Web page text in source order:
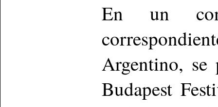
En un
Argentino, se
Budapest